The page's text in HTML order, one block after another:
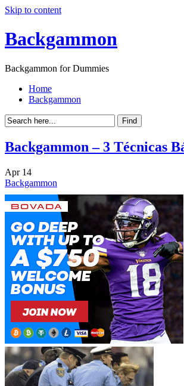
Skip to content
Backgammon
Backgammon for Dummies
Home
Backgammon
Backgammon – 3 Técnicas
Apr 14
Backgammon